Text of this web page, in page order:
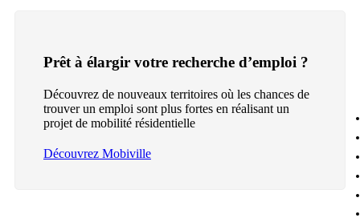
Prêt à élargir votre recherche d’emploi ?
Découvrez de nouveaux territoires où les chances de
trouver un emploi sont plus fortes en réalisant un
projet de mobilité résidentielle
Découvrez Mobiville